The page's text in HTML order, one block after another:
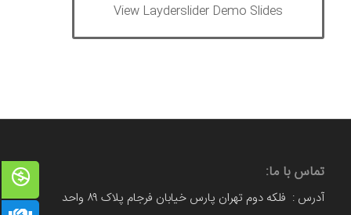
View Layderslider Demo Slides
تماس با ما:
آدرس : فلکه دوم تهران پارس خیابان فرجام پلاک ۸۹ واحد